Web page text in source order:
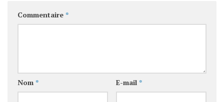
Commentaire *
Nom * E-mail *